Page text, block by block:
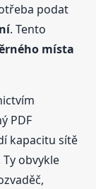
podat
. Tento
místa
PDF
kapacitu sítě
obvykle